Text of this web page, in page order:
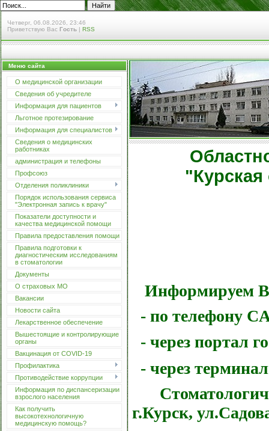
Четверг, 06.08.2026, 23:46
Приветствую Вас Гость | RSS
Меню сайта
О медицинской организации
Сведения об учредителе
Информация для пациентов
Льготное протезирование
Информация для специалистов
Сведения о медицинских
работниках
администрация и телефоны
Профсоюз
Отделения поликлиники
Порядок использования сервиса
"Электронная запись к врачу"
Показатели доступности и
качества медицинской помощи
Правила предоставления помощи
Правила подготовки к
диагностическим исследованиям
в стоматологии
Документы
О страховых МО
Вакансии
Новости сайта
Лекарственное обеспечение
Вышестоящие и контролирующие
органы
Вакцинация от COVID-19
Профилактика
Противодействие коррупции
Информация по диспансеризации
взрослого населения
Как получить
высокотехнологичную
медицинскую помощь?
"Курская
Информируем
- по телефону
- через портал
- через
г.Курск,